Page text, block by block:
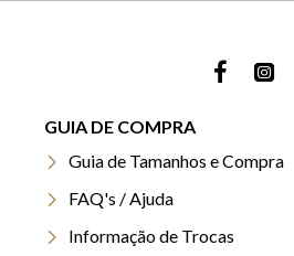
GUIA DE COMPRA
Guia de Tamanhos e Compra
FAQ's / Ajuda
Informação de Trocas